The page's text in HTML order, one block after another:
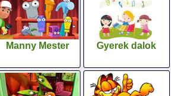
Manny Mester Gyerek dalok